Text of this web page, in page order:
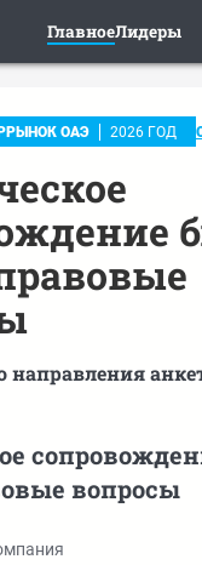
ГлавноеЛидеры
ОАЭ 2026 ГОД
направления
вопросы